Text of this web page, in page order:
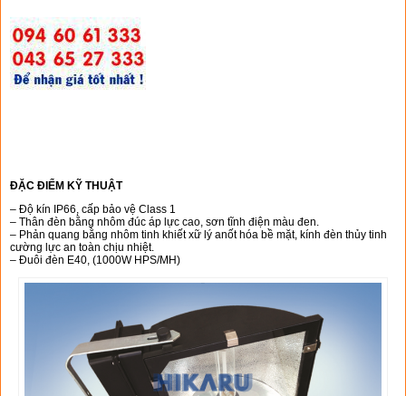
ĐẶC ĐIỂM KỸ THUẬT
– Độ kín IP66, cấp bảo vệ Class 1
– Thân đèn bằng nhôm đúc áp lực cao, sơn tĩnh điện màu đen.
– Phản quang bằng nhôm tinh khiết xữ lý anốt hóa bề mặt, kính đèn thủy tinh
cường lực an toàn chịu nhiệt.
– Đuôi đèn E40, (1000W HPS/MH)